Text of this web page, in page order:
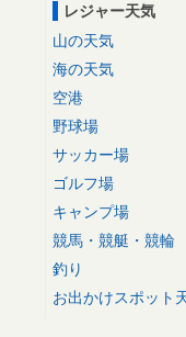
レジャー天気
山の天気
海の天気
空港
野球場
サッカー場
ゴルフ場
キャンプ場
競馬・競艇・競輪
釣り
お出かけスポット